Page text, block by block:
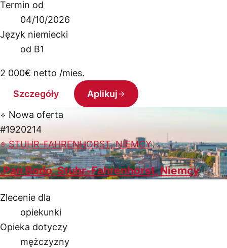
Termin od
04/10/2026
Język niemiecki
od B1
2 000€ netto /mies.
Szczegóły
Aplikuj
Nowa oferta
#1920214
STUHR-FAHRENHORST, NIEMCY
.Pan Bodo, Stuhr-Fahrenhorst, Niemcy
Zlecenie dla
opiekunki
Opieka dotyczy
mężczyzny